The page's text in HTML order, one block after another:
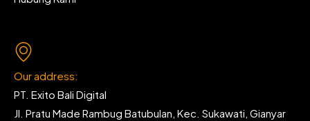
Our address:
PT. Exito Bali Digital
Jl. Pratu Made Rambug Batubulan, Kec. Sukawati, Gianyar